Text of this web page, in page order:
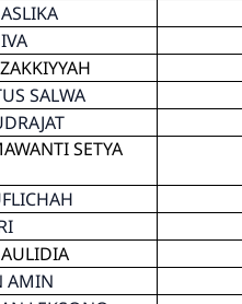
SALWA
SETYA
AMIN